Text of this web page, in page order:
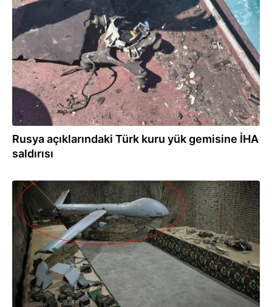
Rusya açıklarındaki Türk kuru yük gemisine İHA
saldırısı
07.08.2026